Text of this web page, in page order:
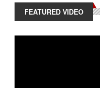
FEATURED VIDEO